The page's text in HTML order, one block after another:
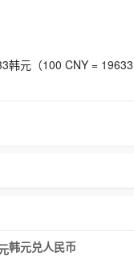
韩元（100 CNY = 19633
韩元兑人民币